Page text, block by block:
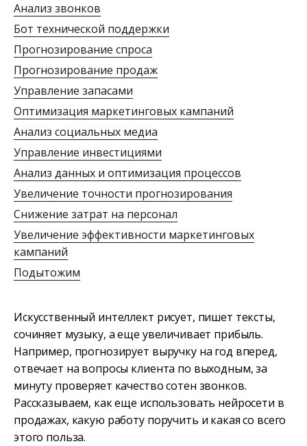
Анализ звонков
Бот технической поддержки
Прогнозирование спроса
Прогнозирование продаж
Управление запасами
Оптимизация маркетинговых кампаний
Анализ социальных медиа
Управление инвестициями
Анализ данных и оптимизация процессов
Увеличение точности прогнозирования
Снижение затрат на персонал
Увеличение эффективности маркетинговых
кампаний
Подытожим
Искусственный интеллект рисует, пишет тексты,
сочиняет музыку, а еще увеличивает прибыль.
Например, прогнозирует выручку на год вперед,
отвечает на вопросы клиента по выходным, за
минуту проверяет качество сотен звонков.
Рассказываем, как еще использовать нейросети в
продажах, какую работу поручить и какая со всего
этого польза.